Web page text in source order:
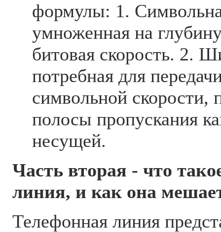
формулы: 1.
умноженная на
битовая скорость. 2.
потребная для
символьной скорости,
полосы пропускания
несущей.
Часть вторая - что
линия, и как она
Телефонная линия